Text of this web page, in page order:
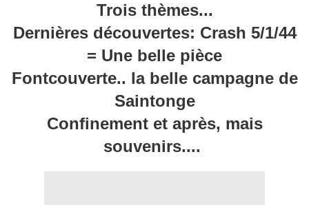
Trois thèmes...
Dernières découvertes: Crash 5/1/44
= Une belle pièce
Fontcouverte.. la belle campagne de
Saintonge
Confinement et après, mais
souvenirs....